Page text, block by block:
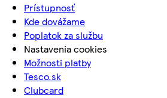
Prístupnosť
Kde dovážame
Poplatok za službu
Nastavenia cookies
Možnosti platby
Tesco.sk
Clubcard